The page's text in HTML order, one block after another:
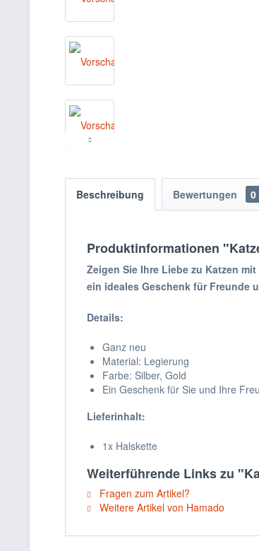
Beschreibung Bewertungen 0
Produktinformationen
Zeigen Sie Ihre Liebe zu Katzen
ein ideales Geschenk für Freunde
Details:
Ganz neu
Material: Legierung
Farbe: Silber, Gold
Ein Geschenk für Sie und Ihre
Lieferinhalt:
1x Halskette
Weiterführende Links zu
Fragen zum Artikel?
Weitere Artikel von Hamado